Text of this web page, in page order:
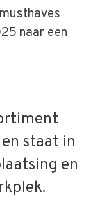
naar een
staat in
en